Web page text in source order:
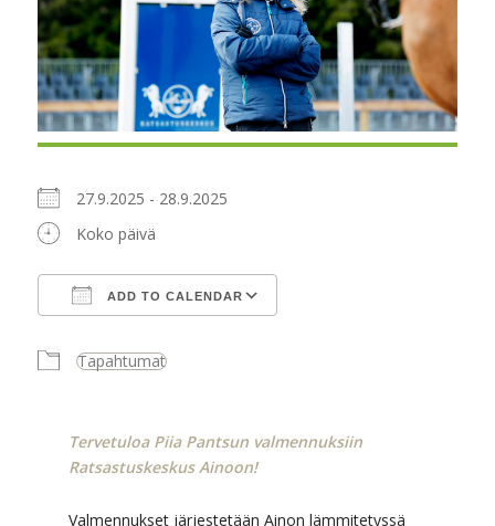
27.9.2025 - 28.9.2025
Koko päivä
ADD TO CALENDAR
Tapahtumat
Tervetuloa Piia Pantsun valmennuksiin
Ratsastuskeskus Ainoon!
Valmennukset järjestetään Ainon lämmitetyssä